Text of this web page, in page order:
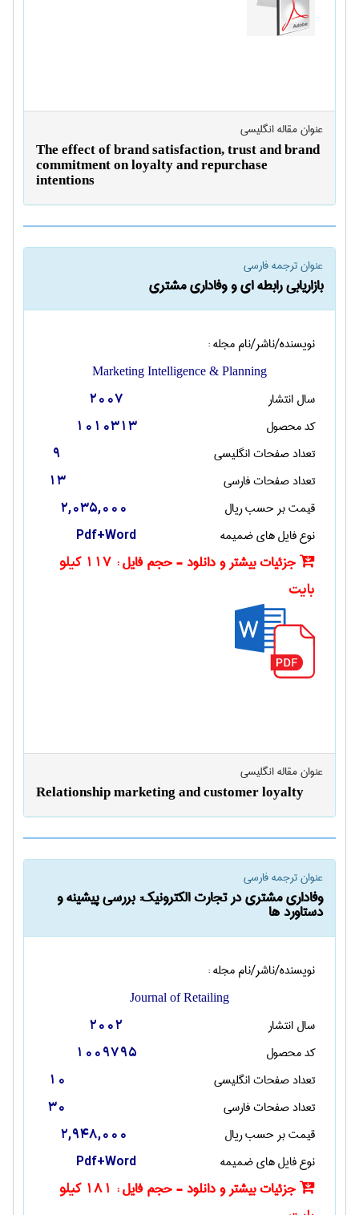
عنوان مقاله انگليسی
The effect of brand satisfaction, trust and brand
commitment on loyalty and repurchase
intentions
عنوان ترجمه فارسی
بازاریابی رابطه ای و وفاداری مشتری
نویسنده/ناشر/نام مجله :
Marketing Intelligence & Planning
سال انتشار 2007
کد محصول 1010313
تعداد صفحات انگليسی 9
تعداد صفحات فارسی 13
قیمت بر حسب ریال 2,035,000
نوع فایل های ضمیمه Pdf+Word
جزئیات بیشتر و دانلود - حجم فایل :
117 کیلو
بایت
عنوان مقاله انگليسی
Relationship marketing and customer loyalty
عنوان ترجمه فارسی
وفاداری مشتری در تجارت الکترونیک: بررسی پیشینه و
دستاورد ها
نویسنده/ناشر/نام مجله :
Journal of Retailing
سال انتشار 2002
کد محصول 1009795
تعداد صفحات انگليسی 10
تعداد صفحات فارسی 30
قیمت بر حسب ریال 2,948,000
نوع فایل های ضمیمه Pdf+Word
جزئیات بیشتر و دانلود - حجم فایل :
181 کیلو